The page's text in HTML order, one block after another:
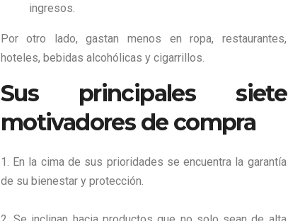
ingresos.
Por otro lado, gastan menos en ropa, restaurantes,
hoteles, bebidas alcohólicas y cigarrillos.
Sus principales siete
motivadores de compra
1. En la cima de sus prioridades se encuentra la garantía
de su bienestar y protección.